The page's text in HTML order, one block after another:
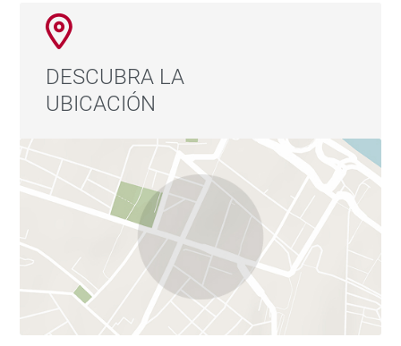
DESCUBRA LA
UBICACIÓN